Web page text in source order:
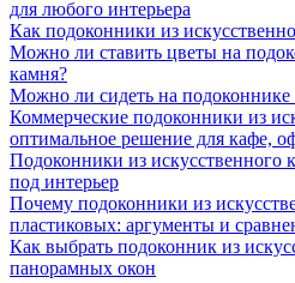
для любого интерьера
Как подоконники из
Можно ли ставить цветы на
камня?
Можно ли сидеть на подоконнике
Коммерческие подоконники из
оптимальное решение для кафе,
Подоконники из искусственного
под интерьер
Почему подоконники из
пластиковых: аргументы и
Как выбрать подоконник из
панорамных окон